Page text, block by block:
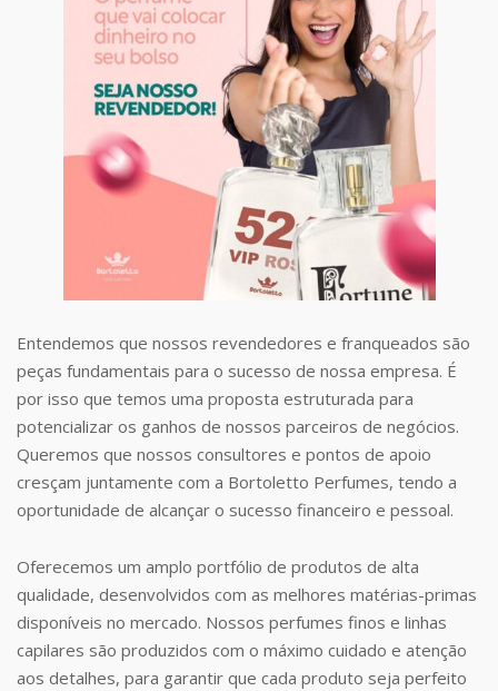
Entendemos que nossos revendedores e franqueados são
peças fundamentais para o sucesso de nossa empresa. É
por isso que temos uma proposta estruturada para
potencializar os ganhos de nossos parceiros de negócios.
Queremos que nossos consultores e pontos de apoio
cresçam juntamente com a Bortoletto Perfumes, tendo a
oportunidade de alcançar o sucesso financeiro e pessoal.
Oferecemos um amplo portfólio de produtos de alta
qualidade, desenvolvidos com as melhores matérias-primas
disponíveis no mercado. Nossos perfumes finos e linhas
capilares são produzidos com o máximo cuidado e atenção
aos detalhes, para garantir que cada produto seja perfeito